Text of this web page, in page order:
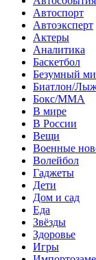
Автоспорт
Автоэксперт
Актеры
Аналитика
Баскетбол
Безумный
Биатлон/
Бокс/MMA
В мире
В России
Вещи
Военные
Волейбол
Гаджеты
Дети
Дом и сад
Еда
Звёзды
Здоровье
Игры